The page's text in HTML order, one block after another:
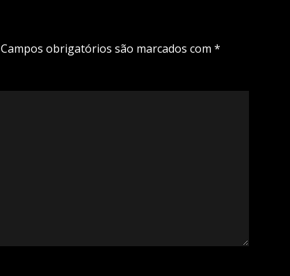
Campos obrigatórios são marcados com *